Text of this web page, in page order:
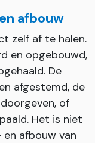
afbouw
zelf af te halen.
en opgebouwd,
De
afgestemd, de
of
Het is niet
afbouw van